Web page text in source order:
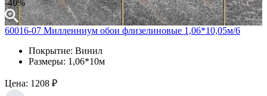
-40%
60016-07 Милленниум обои флизелиновые 1,06*10,05м/6
Покрытие: Винил
Размеры: 1,06*10м
Цена: 1208 ₽